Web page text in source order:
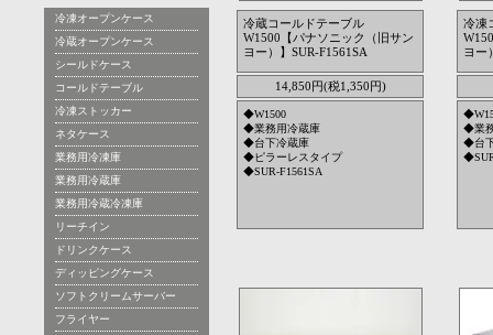
冷凍オープンケース
冷蔵オープンケース
シールドケース
コールドテーブル
冷凍ストッカー
ネタケース
業務用冷凍庫
業務用冷蔵庫
業務用冷蔵冷凍庫
リーチイン
ドリンクケース
ディッピングケース
ソフトクリームサーバー
フライヤー
冷蔵コールドテーブル
W1500【パナソニック（旧サン
ヨー）】SUR-F1561SA
14,850円(税1,350円)
◆W1500
◆業務用冷蔵庫
◆台下冷蔵庫
◆ピラーレスタイプ
◆SUR-F1561SA
冷凍
ヨー
◆業
◆台